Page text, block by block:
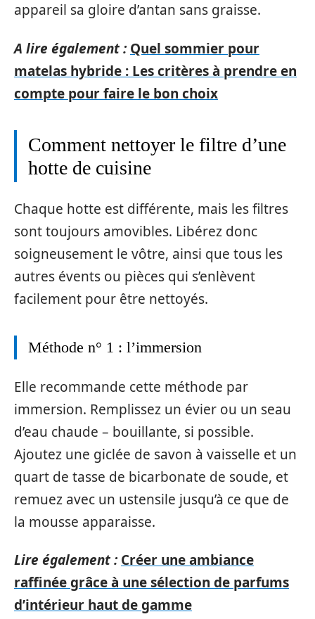
appareil sa gloire d’antan sans graisse.
A lire également : Quel sommier pour
matelas hybride : Les critères à prendre en
compte pour faire le bon choix
Comment nettoyer le filtre d’une
hotte de cuisine
Chaque hotte est différente, mais les filtres
sont toujours amovibles. Libérez donc
soigneusement le vôtre, ainsi que tous les
autres évents ou pièces qui s’enlèvent
facilement pour être nettoyés.
Méthode n° 1 : l’immersion
Elle recommande cette méthode par
immersion. Remplissez un évier ou un seau
d’eau chaude – bouillante, si possible.
Ajoutez une giclée de savon à vaisselle et un
quart de tasse de bicarbonate de soude, et
remuez avec un ustensile jusqu’à ce que de
la mousse apparaisse.
Lire également : Créer une ambiance
raffinée grâce à une sélection de parfums
d’intérieur haut de gamme